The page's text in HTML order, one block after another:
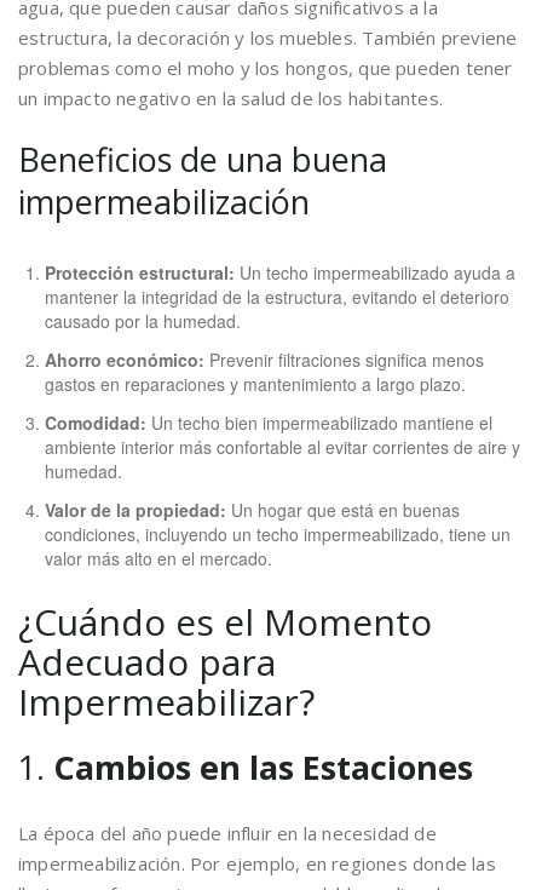
agua, que pueden causar daños significativos a la
estructura, la decoración y los muebles. También previene
problemas como el moho y los hongos, que pueden tener
un impacto negativo en la salud de los habitantes.
Beneficios de una buena
impermeabilización
Protección estructural: Un techo impermeabilizado ayuda a
mantener la integridad de la estructura, evitando el deterioro
causado por la humedad.
Ahorro económico: Prevenir filtraciones significa menos
gastos en reparaciones y mantenimiento a largo plazo.
Comodidad: Un techo bien impermeabilizado mantiene el
ambiente interior más confortable al evitar corrientes de aire y
humedad.
Valor de la propiedad: Un hogar que está en buenas
condiciones, incluyendo un techo impermeabilizado, tiene un
valor más alto en el mercado.
¿Cuándo es el Momento
Adecuado para
Impermeabilizar?
1. Cambios en las Estaciones
La época del año puede influir en la necesidad de
impermeabilización. Por ejemplo, en regiones donde las